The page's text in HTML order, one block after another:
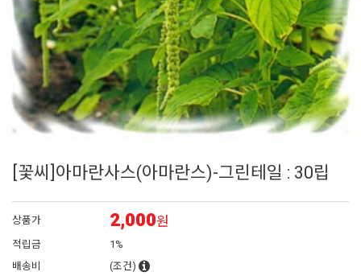
9 접시꽃
10 백일홍
[꽃씨]아마란사스(아마란스)-그린테일 : 30립
상품가 2,000원
적립금
1%
배송비
(조건)